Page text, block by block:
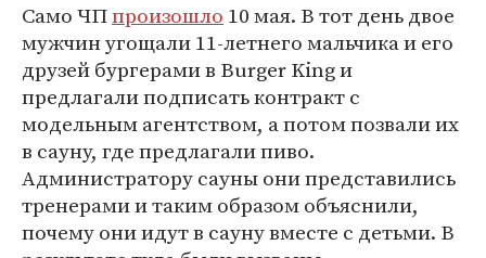
Само ЧПпроизошло 10 мая. В тот день двое
мужчин угощали 11-летнего мальчика и его
друзей бургерами в Burger King и
предлагали подписать контракт с
модельным агентством, а потом позвали их
в сауну, где предлагали пиво.
Администратору сауны они представились
тренерами и таким образом объяснили,
почему они идут в сауну вместе с детьми. В